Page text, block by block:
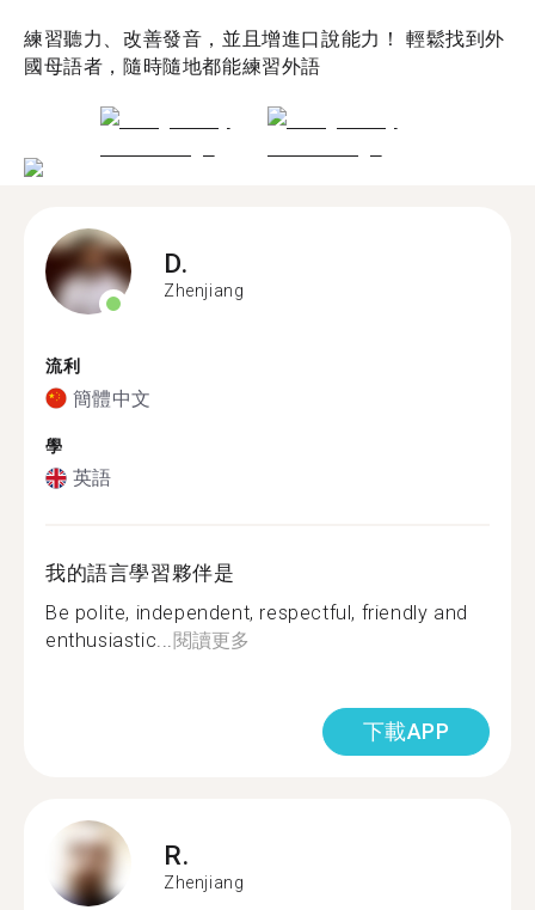
練習聽力、改善發音，並且增進口說能力！ 輕鬆找到外
國母語者，隨時隨地都能練習外語
D.
Zhenjiang
流利
簡體中文
學
英語
我的語言學習夥伴是
Be polite, independent, respectful, friendly and
enthusiastic...閱讀更多
下載APP
R.
Zhenjiang